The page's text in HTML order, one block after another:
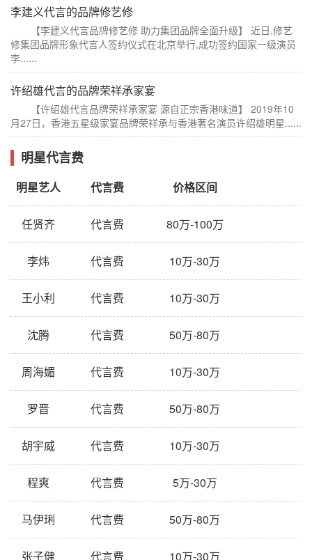
李建义代言的品牌修艺修
【李建义代言品牌修艺修 助力集团品牌全面升级】 近日,修艺
修集团品牌形象代言人签约仪式在北京举行,成功签约国家一级演员
李......
许绍雄代言的品牌荣祥承家宴
【许绍雄代言品牌荣祥承家宴 源自正宗香港味道】 2019年10
月27日，香港五星级家宴品牌荣祥承与香港著名演员许绍雄明星......
明星代言费
明星艺人 代言费 价格区间
任贤齐 代言费 80万-100万
李炜 代言费 10万-30万
王小利 代言费 10万-30万
沈腾 代言费 50万-80万
周海媚 代言费 10万-30万
罗晋 代言费 50万-80万
胡宇威 代言费 10万-30万
程爽 代言费 5万-30万
马伊琍 代言费 50万-80万
张子健 代言费 10万-30万